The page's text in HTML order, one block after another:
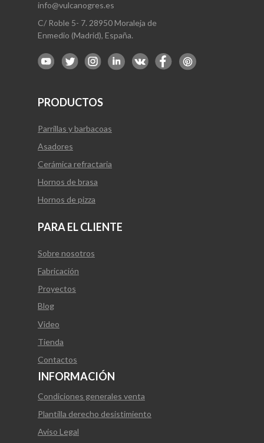
Parrillas y barbacoas
Asadores
Cerámica refractaria
Hornos de brasa
PRODUCTOS
Hornos de pizza
Sobre nosotros
Fabricación
Proyectos
Blog
PARA EL CLIENTE
Video
info@vulcanogres.es
C/ Roble 5- 7. 28950 Moraleja de
Enmedio (Madrid), España.
Tienda
Aviso Legal
Plantilla derecho desistimiento
Condiciones generales venta
INFORMACIÓN
Contactos